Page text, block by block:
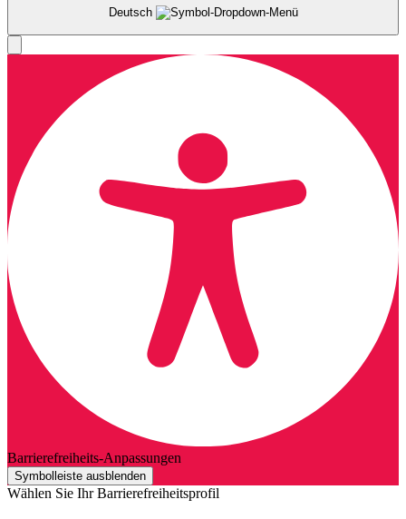
Deutsch
Barrierefreiheits-Anpassungen
Symbolleiste ausblenden
Wählen Sie Ihr Barrierefreiheitsprofil